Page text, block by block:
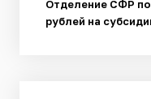
Отделение СФР
рублей на